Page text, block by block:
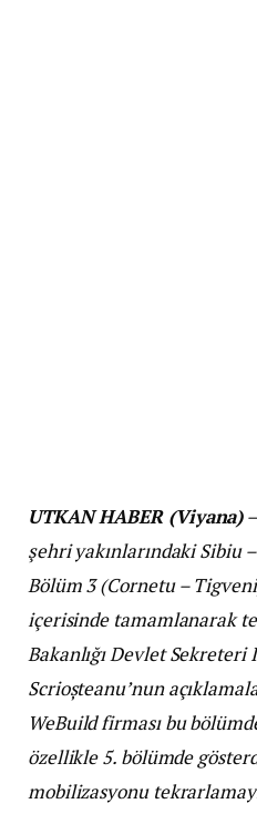
UTKAN HABER (Viyana)
şehri yakınlarındaki Sibiu
Bölüm 3 (Cornetu –
içerisinde tamamlanarak
Bakanlığı Devlet
Scrioșteanu’nun
WeBuild firması bu
özellikle 5. bölümde
mobilizasyonu